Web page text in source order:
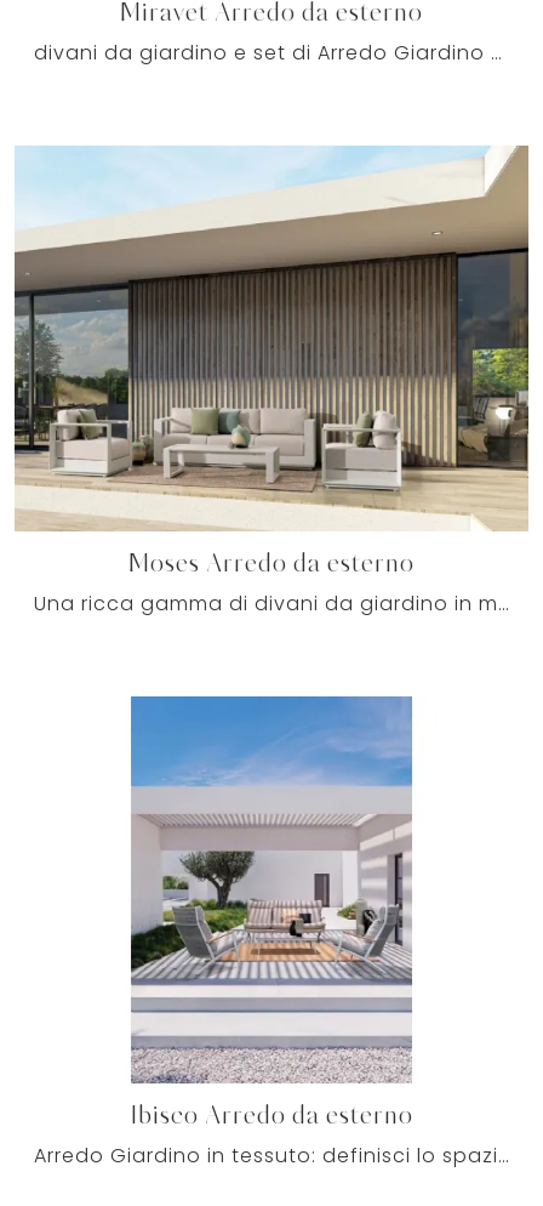
Miravet Arredo da esterno
divani da giardino e set di Arredo Giardino delle migliori marche: ottieni informazioni sul modello Miravet Arredo da esterno di Bizzotto, clicca ...
Moses Arredo da esterno
Una ricca gamma di divani da giardino in metallo ti aspetta nel nostro punto vendita: clicca e scopri il modello Moses Arredo da esterno di Bizzotto.
Ibisco Arredo da esterno
Arredo Giardino in tessuto: definisci lo spazio all'aperto con tante opzioni di tavolini da giardino del marchio Bizzotto.